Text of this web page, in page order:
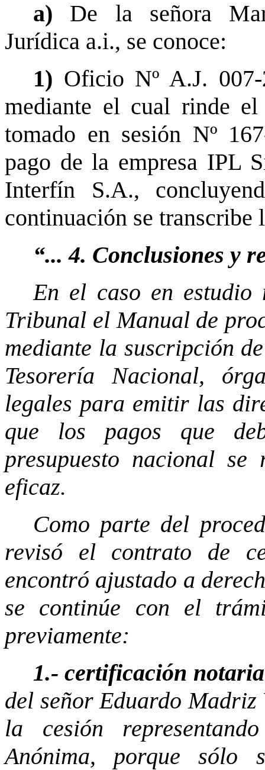
a) De la señora
Jurídica a.i., se conoce:
1) Oficio Nº A.J.
mediante el cual rinde
tomado en sesión Nº
pago de la empresa IPL
Interfín S.A.,
continuación se transcribe
“... 4. Conclusiones y
En el caso en estudio
Tribunal el Manual de
mediante la suscripción
Tesorería Nacional,
legales para emitir las
que los pagos que
presupuesto nacional
eficaz.
Como parte del
revisó el contrato de
encontró ajustado a
se continúe con el
previamente:
1.- certificación
del señor Eduardo
la cesión
Anónima, porque sólo